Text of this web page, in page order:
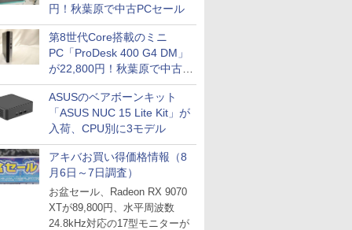
円！秋葉原で中古PCセール
第8世代Core搭載のミニ
PC「ProDesk 400 G4 DM」
が22,800円！秋葉原で中古
PCセール
ASUSのベアボーンキット
「ASUS NUC 15 Lite Kit」が
入荷、CPU別に3モデル
アキバお買い得価格情報（8
月6日～7日調査）
お盆セール、Radeon RX 9070
XTが89,800円、水平周波数
24.8kHz対応の17型モニターが